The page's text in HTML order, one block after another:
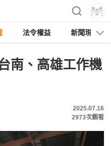
法令權益 新聞現場
南、高雄工作機
2025.07.16
2973次觀看